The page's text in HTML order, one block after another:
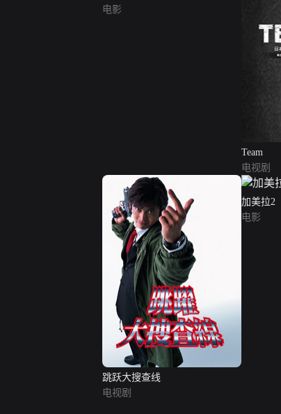
三日
电影
Team
电视剧
跳跃大搜查线
电视剧
加美拉2
电影